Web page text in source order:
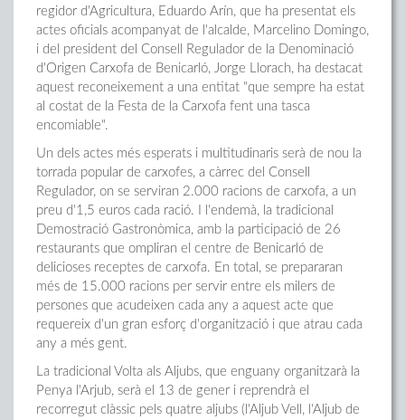
regidor d'Agricultura, Eduardo Arín, que ha presentat els
actes oficials acompanyat de l'alcalde, Marcelino Domingo,
i del president del Consell Regulador de la Denominació
d'Origen Carxofa de Benicarló, Jorge Llorach, ha destacat
aquest reconeixement a una entitat "que sempre ha estat
al costat de la Festa de la Carxofa fent una tasca
encomiable".
Un dels actes més esperats i multitudinaris serà de nou la
torrada popular de carxofes, a càrrec del Consell
Regulador, on se serviran 2.000 racions de carxofa, a un
preu d'1,5 euros cada ració. I l'endemà, la tradicional
Demostració Gastronòmica, amb la participació de 26
restaurants que ompliran el centre de Benicarló de
delicioses receptes de carxofa. En total, se prepararan
més de 15.000 racions per servir entre els milers de
persones que acudeixen cada any a aquest acte que
requereix d'un gran esforç d'organització i que atrau cada
any a més gent.
La tradicional Volta als Aljubs, que enguany organitzarà la
Penya l'Arjub, serà el 13 de gener i reprendrà el
recorregut clàssic pels quatre aljubs (l'Aljub Vell, l'Aljub de